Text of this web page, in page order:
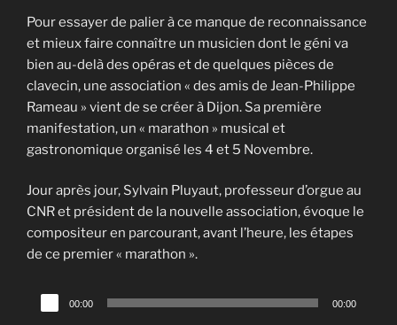
Pour essayer de palier à ce manque de reconnaissance
et mieux faire connaître un musicien dont le géni va
bien au-delà des opéras et de quelques pièces de
clavecin, une association « des amis de Jean-Philippe
Rameau » vient de se créer à Dijon. Sa première
manifestation, un « marathon » musical et
gastronomique organisé les 4 et 5 Novembre.
Jour après jour, Sylvain Pluyaut, professeur d’orgue au
CNR et président de la nouvelle association, évoque le
compositeur en parcourant, avant l’heure, les étapes
de ce premier « marathon ».
Lecteur
audio
00:00 00:00